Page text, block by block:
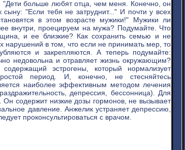
"Дети больше любят отца, чем меня. Конечно, он
"Если тебя не затруднит..." И почти у всех
в этом возрасте мужики!" Мужики ли
внутри, проецируем на мужа? Подумайте. Что
и ее близкие? Как сохранить семью и не
нарушений в том, что если не принимать мер, то
и закрепляются. А теперь подумайте:
недовольна и отравляет жизнь окружающим?
эстрогены, который нормализует
период. И, конечно, не стесняйтесь
наиболее эффективным методом лечения
депрессия, бессонница). Для
содержит низкие дозы гормонов, не вызывает
давление. Анжелик устраняет депрессию,
проконсультироваться с врачом.